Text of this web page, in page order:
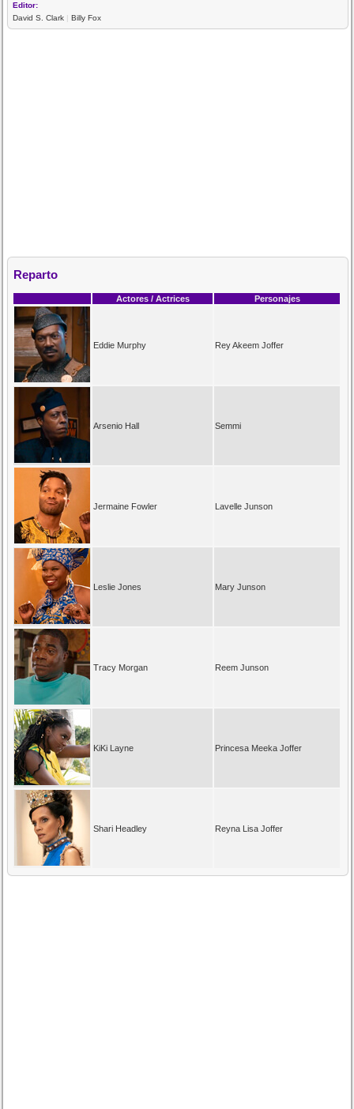
Editor:
David S. Clark |Billy Fox
Reparto
Actores / Actrices Personajes
Eddie Murphy Rey Akeem Joffer
Arsenio Hall Semmi
Jermaine Fowler Lavelle Junson
Leslie Jones Mary Junson
Tracy Morgan Reem Junson
KiKi Layne Princesa Meeka Joffer
Shari Headley Reyna Lisa Joffer